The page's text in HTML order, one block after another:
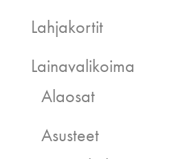
Lahjakortit
Lainavalikoima
Alaosat
Asusteet